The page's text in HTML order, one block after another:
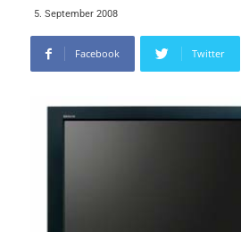
5. September 2008
Facebook Twitter